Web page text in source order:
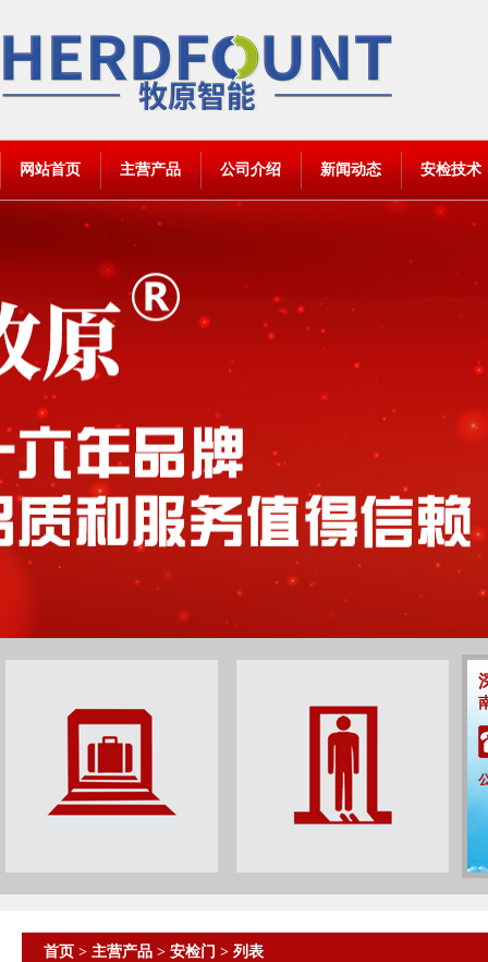
网站首页 主营产品 公司介绍 新闻动态 安检技术
首页 > 主营产品 > 安检门 > 列表